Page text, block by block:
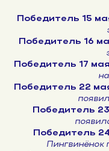
Победитель 15
Победитель 16
Победитель 17
Победитель 22
Победитель
Победитель
Пингвинёнок